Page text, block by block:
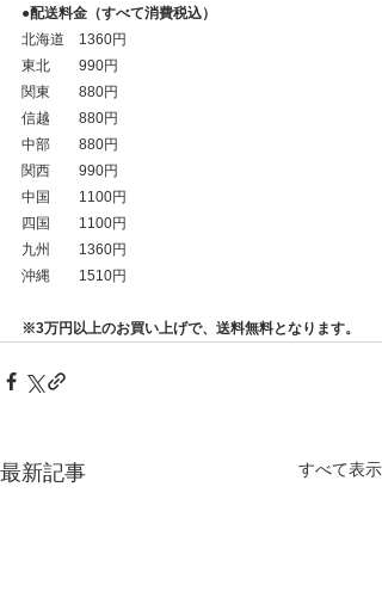
●配送料金（すべて消費税込）
北海道　1360円
東北　　990円
関東　　880円
信越　　880円
中部　　880円
関西　　990円
中国　　1100円
四国　　1100円
九州　　1360円
沖縄　　1510円​
※3万円以上のお買い上げで、送料無料となります。
最新記事 すべて表示